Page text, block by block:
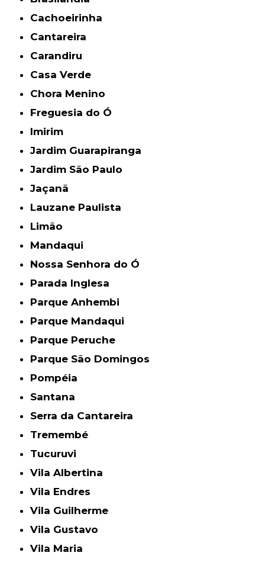
Cachoeirinha
Cantareira
Carandiru
Casa Verde
Chora Menino
Freguesia do Ó
Imirim
Jardim Guarapiranga
Jardim São Paulo
Jaçanã
Lauzane Paulista
Limão
Mandaqui
Nossa Senhora do Ó
Parada Inglesa
Parque Anhembi
Parque Mandaqui
Parque Peruche
Parque São Domingos
Pompéia
Santana
Serra da Cantareira
Tremembé
Tucuruvi
Vila Albertina
Vila Endres
Vila Guilherme
Vila Gustavo
Vila Maria